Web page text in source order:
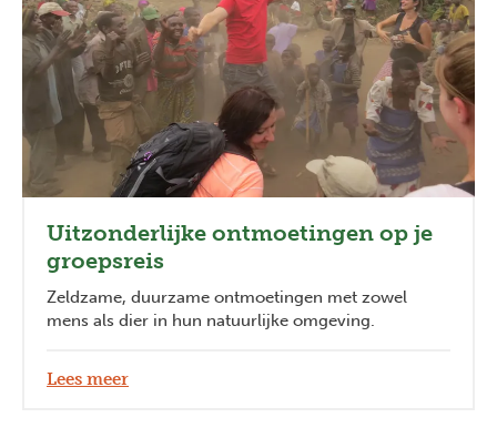
Uitzonderlijke ontmoetingen op je
groepsreis
Zeldzame, duurzame ontmoetingen met zowel
mens als dier in hun natuurlijke omgeving.
Lees meer